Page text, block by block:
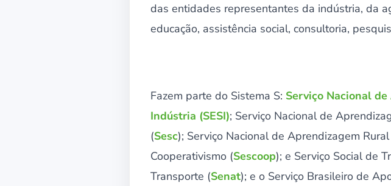
das entidades representantes da indústria, da
educação, assistência social, consultoria,
Fazem parte do Sistema S: Serviço Nacional
Indústria (SESI); Serviço Nacional de
(Sesc); Serviço Nacional de Aprendizagem
Cooperativismo (Sescoop); e Serviço Social de
Transporte (Senat); e o Serviço Brasileiro de